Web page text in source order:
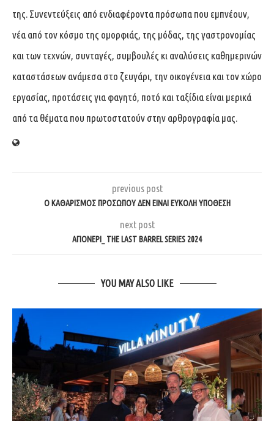
της. Συνεντεύξεις από ενδιαφέροντα πρόσωπα που εμπνέουν,
νέα από τον κόσμο της ομορφιάς, της μόδας, της γαστρονομίας
και των τεχνών, συνταγές, συμβουλές κι αναλύσεις καθημερινών
καταστάσεων ανάμεσα στο ζευγάρι, την οικογένεια και τον χώρο
εργασίας, προτάσεις για φαγητό, ποτό και ταξίδια είναι μερικά
από τα θέματα που πρωτοστατούν στην αρθρογραφία μας.
previous post
Ο ΚΑΘΑΡΙΣΜΟΣ ΠΡΟΣΩΠΟΥ ΔΕΝ ΕΙΝΑΙ ΕΥΚΟΛΗ ΥΠΟΘΕΣΗ
next post
ΑΓΙΟΝΕΡΙ_ THE LAST BARREL SERIES 2024
YOU MAY ALSO LIKE